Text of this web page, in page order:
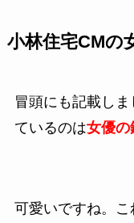
小林住宅CMの
冒頭にも記載し
ているのは女優の
可愛いですね。